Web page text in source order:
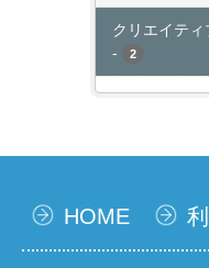
クリエイティ
-
2
HOME